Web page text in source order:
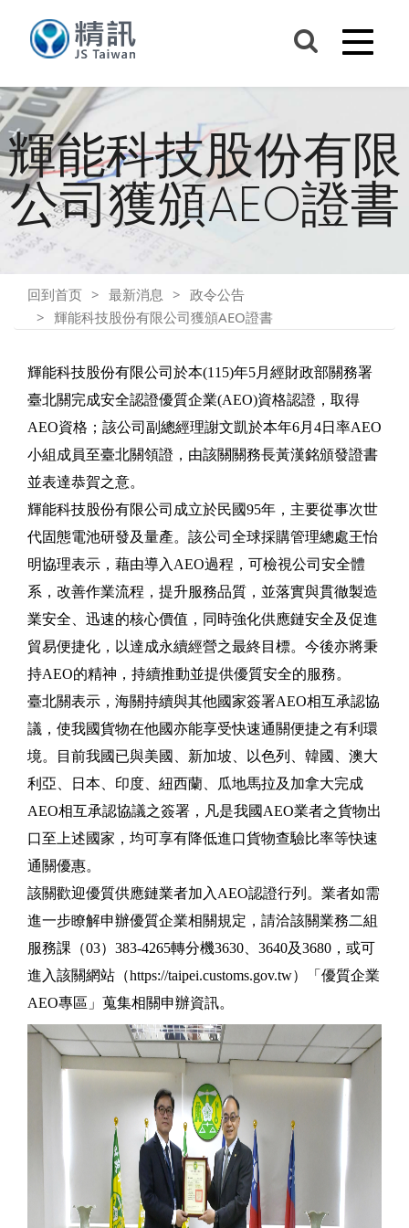
輝能科技股份有限
公司獲頒AEO證書
回到首页 最新消息
政令公告
輝能科技股份有限公司獲頒AEO證書
輝能科技股份有限公司於本(115)年5月經財政部關務署
臺北關完成安全認證優質企業(AEO)資格認證，取得
AEO資格；該公司副總經理謝文凱於本年6月4日率AEO
小組成員至臺北關領證，由該關關務長黃漢銘頒發證書
並表達恭賀之意。
輝能科技股份有限公司成立於民國95年，主要從事次世
代固態電池研發及量產。該公司全球採購管理總處王怡
明協理表示，藉由導入AEO過程，可檢視公司安全體
系，改善作業流程，提升服務品質，並落實與貫徹製造
業安全、迅速的核心價值，同時強化供應鏈安全及促進
貿易便捷化，以達成永續經營之最終目標。今後亦將秉
持AEO的精神，持續推動並提供優質安全的服務。
臺北關表示，海關持續與其他國家簽署AEO相互承認協
議，使我國貨物在他國亦能享受快速通關便捷之有利環
境。目前我國已與美國、新加坡、以色列、韓國、澳大
利亞、日本、印度、紐西蘭、瓜地馬拉及加拿大完成
AEO相互承認協議之簽署，凡是我國AEO業者之貨物出
口至上述國家，均可享有降低進口貨物查驗比率等快速
通關優惠。
該關歡迎優質供應鏈業者加入AEO認證行列。業者如需
進一步瞭解申辦優質企業相關規定，請洽該關業務二組
服務課（03）383-4265轉分機3630、3640及3680，或可
進入該關網站（https://taipei.customs.gov.tw）「優質企業
AEO專區」蒐集相關申辦資訊。